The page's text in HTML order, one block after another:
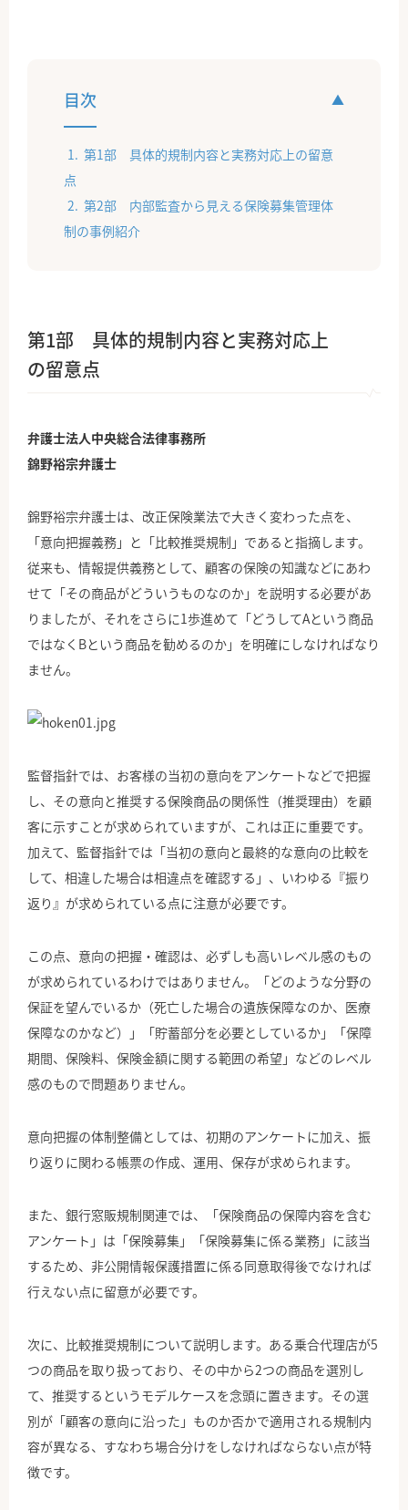
目次
第1部 具体的規制内容と実務対応上の留意
点
第2部 内部監査から見える保険募集管理体
制の事例紹介
第1部 具体的規制内容と実務対応上
の留意点
弁護士法人中央総合法律事務所
錦野裕宗弁護士
錦野裕宗弁護士は、改正保険業法で大きく変わった点を、
「意向把握義務」と「比較推奨規制」であると指摘します。
従来も、情報提供義務として、顧客の保険の知識などにあわ
せて「その商品がどういうものなのか」を説明する必要があ
りましたが、それをさらに1歩進めて「どうしてAという商品
ではなくBという商品を勧めるのか」を明確にしなければなり
ません。
監督指針では、お客様の当初の意向をアンケートなどで把握
し、その意向と推奨する保険商品の関係性（推奨理由）を顧
客に示すことが求められていますが、これは正に重要です。
加えて、監督指針では「当初の意向と最終的な意向の比較を
して、相違した場合は相違点を確認する」、いわゆる『振り
返り』が求められている点に注意が必要です。
この点、意向の把握・確認は、必ずしも高いレベル感のもの
が求められているわけではありません。「どのような分野の
保証を望んでいるか（死亡した場合の遺族保障なのか、医療
保障なのかなど）」「貯蓄部分を必要としているか」「保障
期間、保険料、保険金額に関する範囲の希望」などのレベル
感のもので問題ありません。
意向把握の体制整備としては、初期のアンケートに加え、振
り返りに関わる帳票の作成、運用、保存が求められます。
また、銀行窓販規制関連では、「保険商品の保障内容を含む
アンケート」は「保険募集」「保険募集に係る業務」に該当
するため、非公開情報保護措置に係る同意取得後でなければ
行えない点に留意が必要です。
次に、比較推奨規制について説明します。ある乗合代理店が5
つの商品を取り扱っており、その中から2つの商品を選別し
て、推奨するというモデルケースを念頭に置きます。その選
別が「顧客の意向に沿った」ものか否かで適用される規制内
容が異なる、すなわち場合分けをしなければならない点が特
徴です。